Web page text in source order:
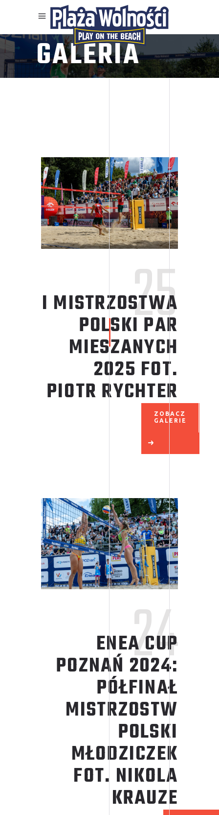
GALERIA
I MISTRZOSTWA
POLSKIPAR
MIESZANYCH
2025 FOT.
PIOTR RYCHTER
25
ZOBACZ
GALERIE
ENEA CUP
POZNAŃ 2024:
PÓŁFINAŁ
MISTRZOSTW
POLSKI
MŁODZICZEK
FOT. NIKOLA
KRAUZE
24